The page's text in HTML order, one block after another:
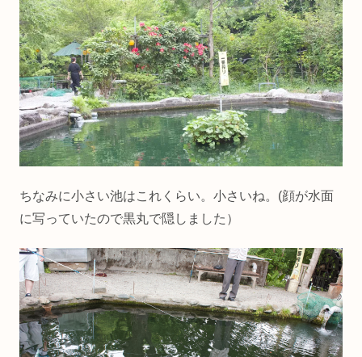
ちなみに小さい池はこれくらい。小さいね。(顔が水面
に写っていたので黒丸で隠しました）